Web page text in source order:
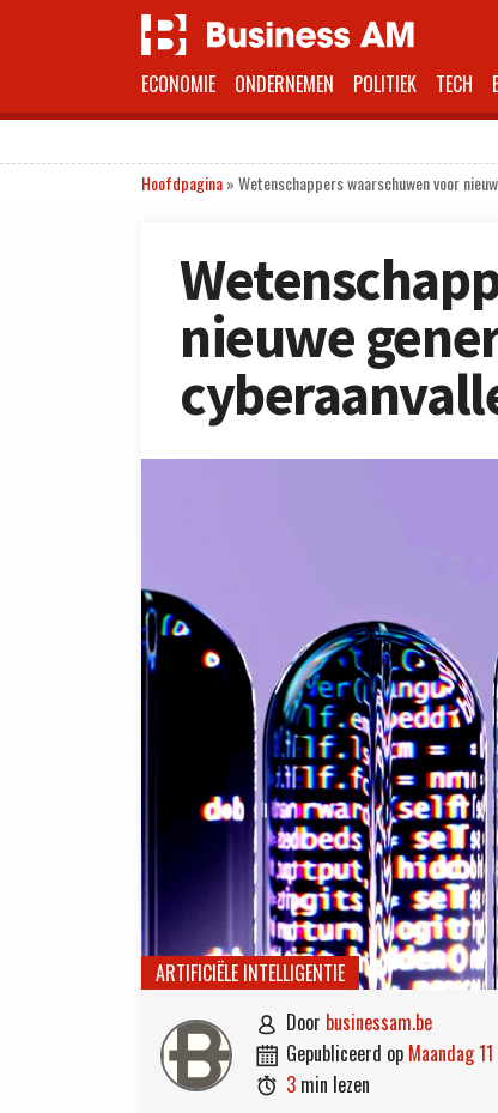
ECONOMIE ONDERNEMEN POLITIEK TECH
Hoofdpagina»Wetenschappers waarschuwen voor
nieuwe
ARTIFICIËLE INTELLIGENTIE
 door businessam.be
 gepubliceerd op maandag
 3 min lezen